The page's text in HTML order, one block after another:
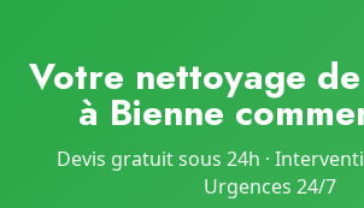
Votre nettoyage
à Bienne
Devis gratuit sous 24h ·
Urgences 24/7